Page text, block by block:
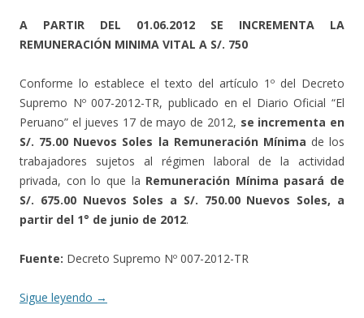
A PARTIR DEL 01.06.2012 SE INCREMENTA LA
REMUNERACIÓN MINIMA VITAL A S/. 750
Conforme lo establece el texto del artículo 1º del Decreto
Supremo Nº 007-2012-TR, publicado en el Diario Oficial “El
Peruano” el jueves 17 de mayo de 2012, se incrementa en
S/. 75.00 Nuevos Soles la Remuneración Mínima de los
trabajadores sujetos al régimen laboral de la actividad
privada, con lo que la Remuneración Mínima pasará de
S/. 675.00 Nuevos Soles a S/. 750.00 Nuevos Soles, a
partir del 1° de junio de 2012.
Fuente: Decreto Supremo Nº 007-2012-TR
Sigue leyendo →